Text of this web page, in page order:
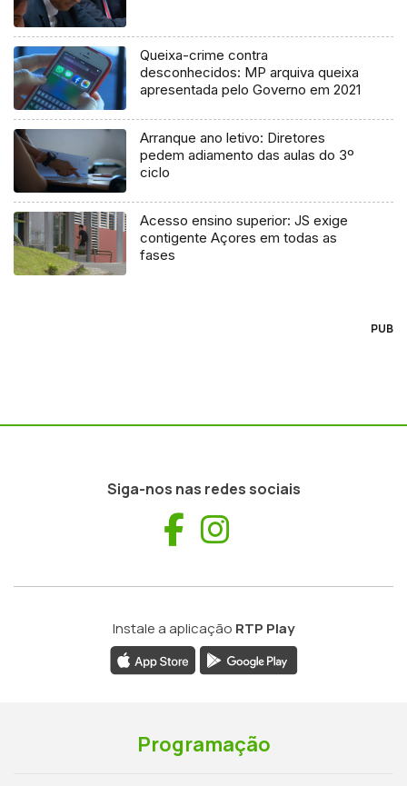
Queixa-crime contra
desconhecidos: MP arquiva queixa
apresentada pelo Governo em 2021
Arranque ano letivo: Diretores
pedem adiamento das aulas do 3º
ciclo
Acesso ensino superior: JS exige
contigente Açores em todas as
fases
PUB
Siga-nos nas redes sociais
Facebook
Instale a aplicação RTP Play
Programação